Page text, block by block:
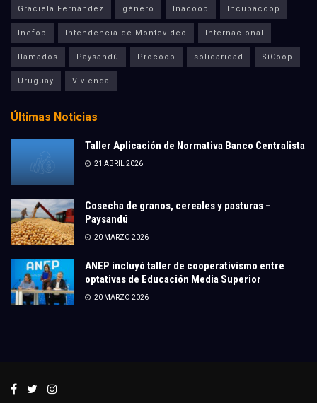
Graciela Fernández género Inacoop Incubacoop
Inefop Intendencia de Montevideo Internacional
llamados Paysandú Procoop solidaridad SíCoop
Uruguay Vivienda
Últimas Noticias
Taller Aplicación de Normativa Banco Centralista
21 ABRIL 2026
Cosecha de granos, cereales y pasturas –
Paysandú
20 MARZO 2026
ANEP incluyó taller de cooperativismo entre
optativas de Educación Media Superior
20 MARZO 2026